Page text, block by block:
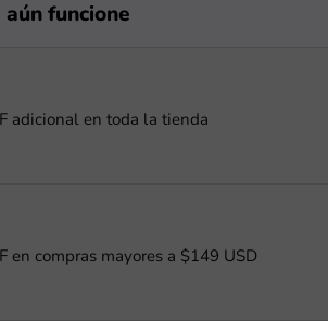
funcione
adicional en toda la tienda
en compras mayores a $149 USD